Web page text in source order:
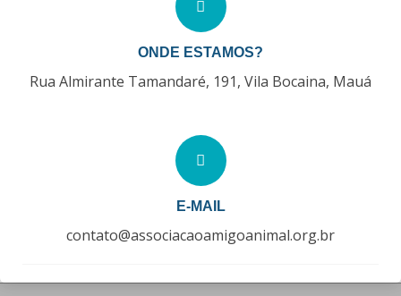
ONDE ESTAMOS?
Rua Almirante Tamandaré, 191, Vila Bocaina, Mauá
E-MAIL
contato@associacaoamigoanimal.org.br